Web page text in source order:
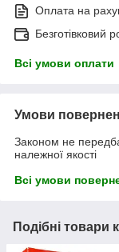
Оплата на
Безготівковий
Всі умови оплати
Умови
Законом не
належної якості
Всі умови
Подібні товари